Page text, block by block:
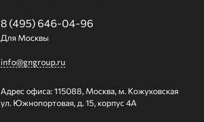
8 (495) 646-04-96
Для Москвы
info@gngroup.ru
Адрес офиса: 115088, Москва, м. Кожуховская
ул. Южнопортовая, д. 15, корпус 4А